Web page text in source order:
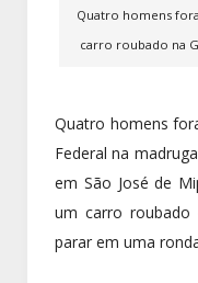
Quatro homens
carro roubado na
Quatro homens
Federal na
em São José de
um carro
parar em uma